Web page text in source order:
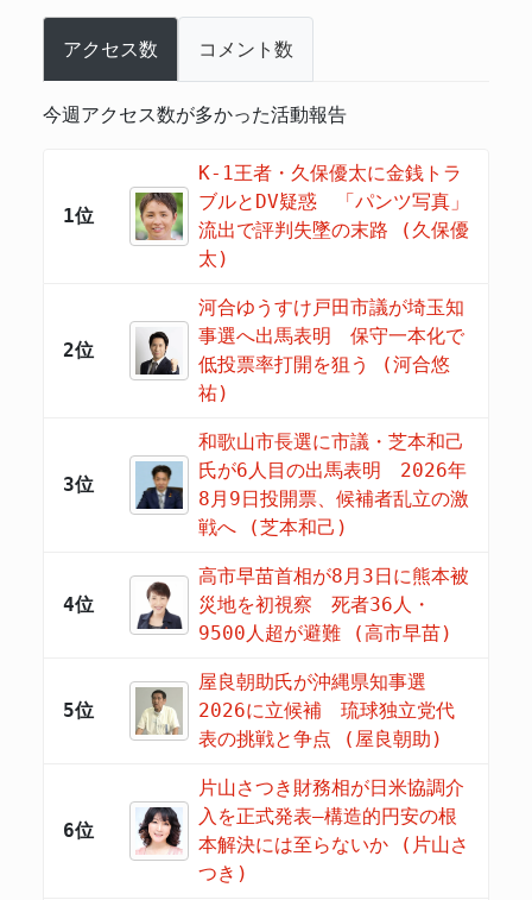
アクセス数 コメント数
今週アクセス数が多かった活動報告
1位
K-1王者・久保優太に金銭トラ
ブルとDV疑惑 「パンツ写真」
流出で評判失墜の末路 (久保優
太)
2位
河合ゆうすけ戸田市議が埼玉知
事選へ出馬表明 保守一本化で
低投票率打開を狙う (河合悠
祐)
3位
和歌山市長選に市議・芝本和己
氏が6人目の出馬表明 2026年
8月9日投開票、候補者乱立の激
戦へ (芝本和己)
4位
高市早苗首相が8月3日に熊本被
災地を初視察 死者36人・
9500人超が避難 (高市早苗)
5位
屋良朝助氏が沖縄県知事選
2026に立候補 琉球独立党代
表の挑戦と争点 (屋良朝助)
6位
片山さつき財務相が日米協調介
入を正式発表―構造的円安の根
本解決には至らないか (片山さ
つき)